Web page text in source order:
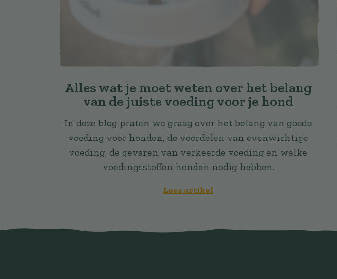
Alles wat je moet weten over het belang
van de juiste voeding voor je hond
In deze blog praten we graag over het belang van goede
voeding voor honden, de voordelen van evenwichtige
voeding, de gevaren van verkeerde voeding en welke
voedingsstoffen honden nodig hebben.
Lees artikel